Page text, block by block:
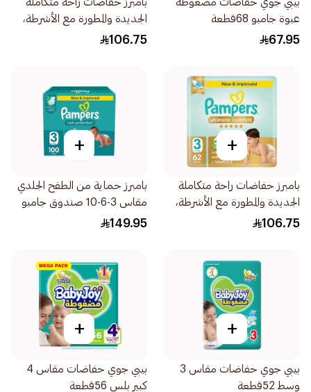
عبوة جامبو 68قطعة
67.95
الجديدة والمطورة مع الأشرطة،
مقاس 4، 9-14 54قطعة
106.75
+
بامبرز حفاضات راحة متكاملة
الجديدة والمطورة مع الأشرطة،
مقاس 3، 6-10 62قطعة
106.75
+
بامبرز حماية من الطفح الجلدي
مقاس 3-6-10 صندوق جامبو
100قطعة
149.95
+
بيبي جوي حفاضات مقاس 3
وسط 52قطعة
+
بيبي جوي حفاضات مقاس 4
كبير بلس 56قطعة